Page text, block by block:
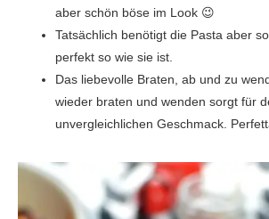
aber schön böse im Look 😉
Tatsächlich benötigt die Pasta aber
perfekt so wie sie ist.
Das liebevolle Braten, ab und zu
wieder braten und wenden sorgt für
unvergleichlichen Geschmack.